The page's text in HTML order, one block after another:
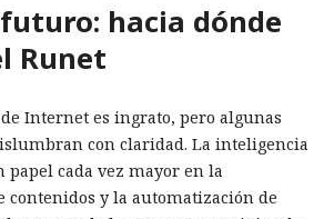
hacia dónde
Runet
Internet es ingrato, pero algunas
con claridad. La inteligencia
cada vez mayor en la
contenidos y la automatización de